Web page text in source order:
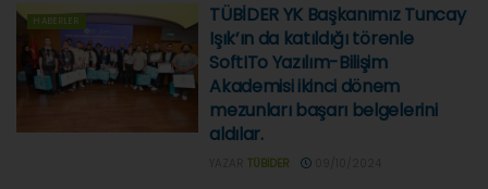
HABERLER
TÜBİDER YK Başkanımız Tuncay
Işık’ın da katıldığı törenle
SoftITo Yazılım-Bilişim
Akademisi ikinci dönem
mezunları başarı belgelerini
aldılar.
TÜBIDER